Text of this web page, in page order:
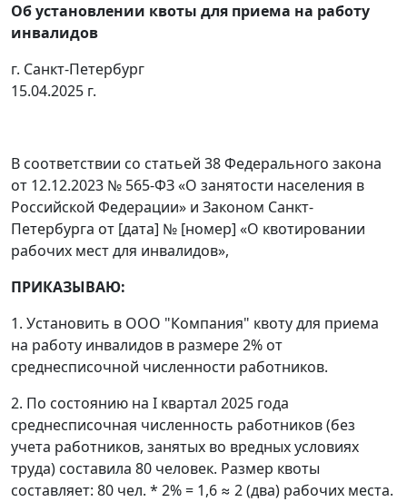
Об установлении квоты для приема на работу
инвалидов
г. Санкт-Петербург
15.04.2025 г.
В соответствии со статьей 38 Федерального закона
от 12.12.2023 № 565-ФЗ «О занятости населения в
Российской Федерации» и Законом Санкт-
Петербурга от [дата] № [номер] «О квотировании
рабочих мест для инвалидов»,
ПРИКАЗЫВАЮ:
1. Установить в ООО "Компания" квоту для приема
на работу инвалидов в размере 2% от
среднесписочной численности работников.
2. По состоянию на I квартал 2025 года
среднесписочная численность работников (без
учета работников, занятых во вредных условиях
труда) составила 80 человек. Размер квоты
составляет: 80 чел. * 2% = 1,6 ≈ 2 (два) рабочих места.